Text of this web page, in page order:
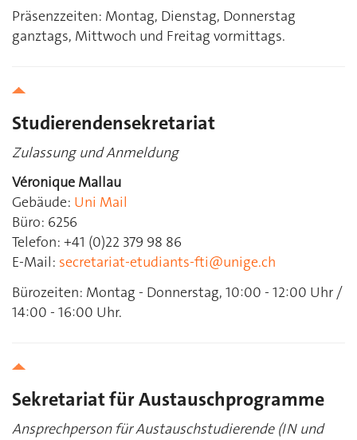
Präsenzzeiten: Montag, Dienstag, Donnerstag
ganztags, Mittwoch und Freitag vormittags.
Studierendensekretariat
Zulassung und Anmeldung
Véronique Mallau
Gebäude: Uni Mail
Büro: 6256
Telefon: +41 (0)22 379 98 86
E-Mail: secretariat-etudiants-fti@unige.ch
Bürozeiten: Montag - Donnerstag, 10:00 - 12:00 Uhr /
14:00 - 16:00 Uhr.
Sekretariat für Austauschprogramme
Ansprechperson für Austauschstudierende (IN und